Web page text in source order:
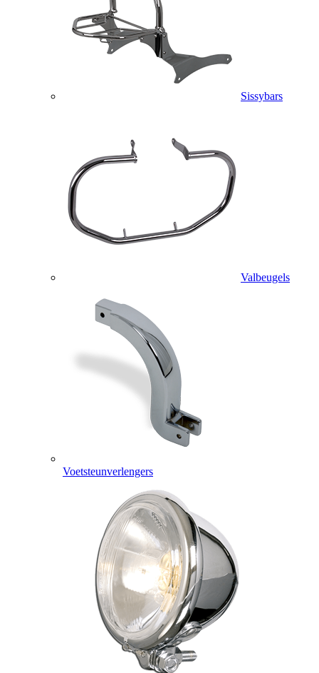
Sissybars
Valbeugels
Voetsteunverlengers